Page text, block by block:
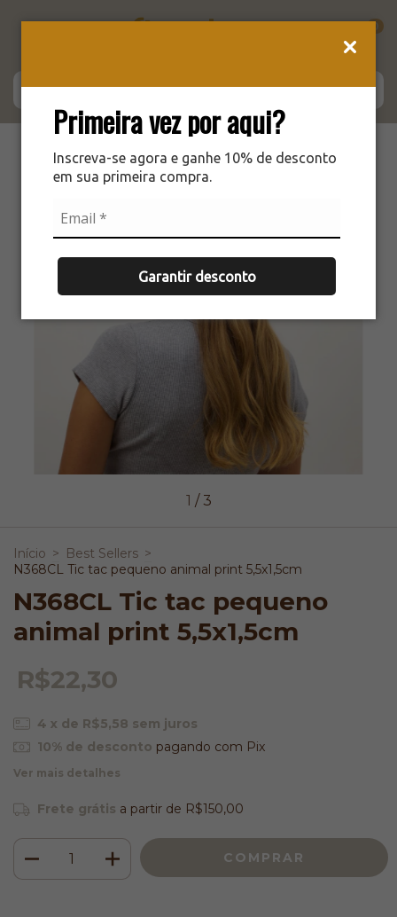
Primeira vez por aqui?
Inscreva-se agora e ganhe 10% de desconto
em sua primeira compra.
Garantir desconto
0
1 / 3
Início > Best Sellers >
N368CL Tic tac pequeno animal print 5,5x1,5cm
N368CL Tic tac pequeno
animal print 5,5x1,5cm
R$22,30
4 x de R$5,58 sem juros
10% de desconto pagando com Pix
Ver mais detalhes
Frete grátis a partir de R$150,00